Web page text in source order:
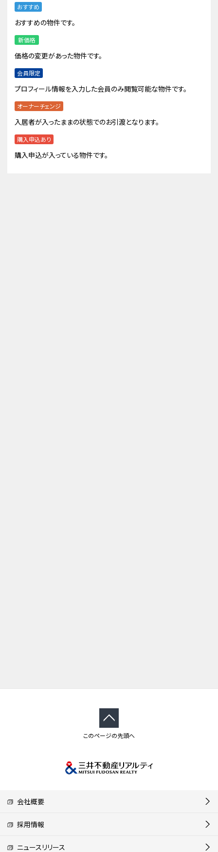
おすすめ
おすすめの物件です。
新価格
価格の変更があった物件です。
会員限定
プロフィール情報を入力した会員のみ閲覧可能な物件です。
オーナーチェンジ
入居者が入ったままの状態でのお引渡となります。
購入申込あり
購入申込が入っている物件です。
このページの先頭へ
会社概要
採用情報
ニュースリリース